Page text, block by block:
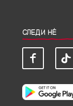
СЛЕДИ НЀ